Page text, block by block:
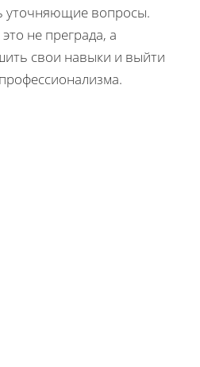
уточняющие вопросы.
не преграда, а
свои навыки и выйти